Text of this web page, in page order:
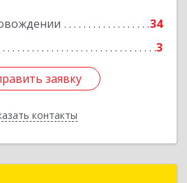
34
3
заявку
контакты
заявку
Назад